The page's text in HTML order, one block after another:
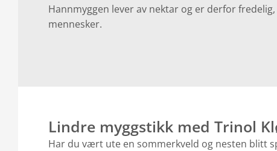
Hannmyggen lever av nektar og er derfor
mennesker.
Lindre myggstikk med Trinol
Har du vært ute en sommerkveld og nesten blitt